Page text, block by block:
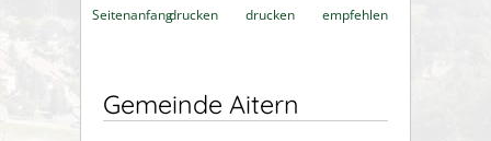
Seitenanfangdrucken
drucken
empfehlen
Gemeinde Aitern